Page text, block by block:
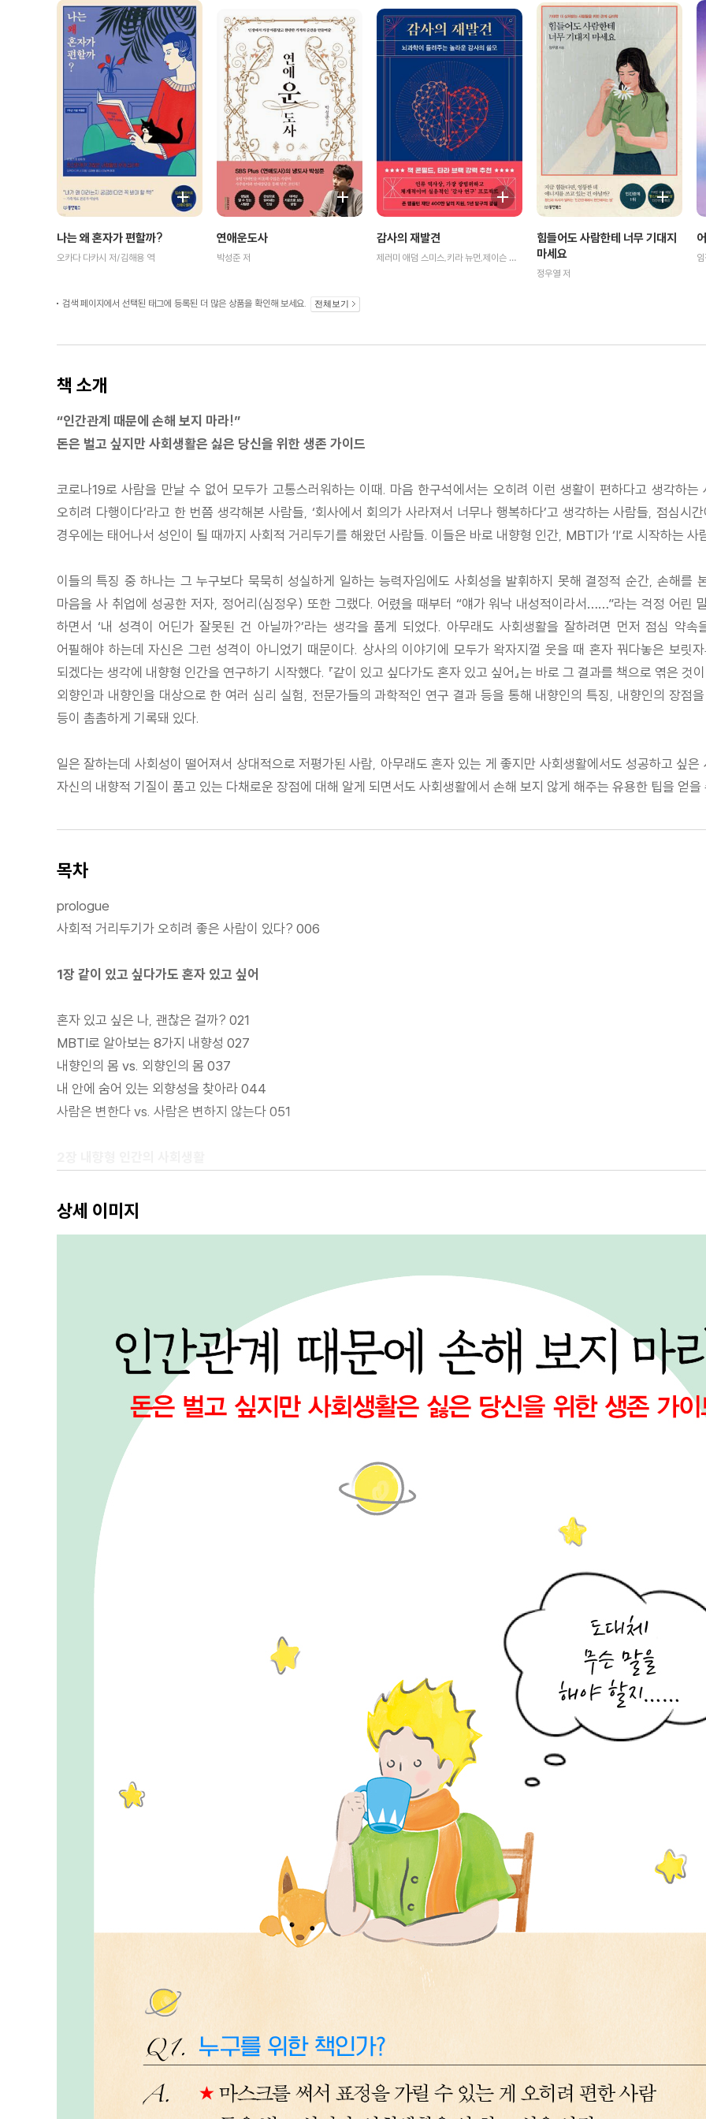
나는 왜 혼자가 편할까?
오카다 다카시 저/김해용 역
연애운도사
박성준 저
감사의 재발견
제러미 애덤 스미스,키라 뉴먼,제이슨 마시,대처 켈트너 저/손현선 역
힘들어도 사람한테 너무 기대지
마세요
정우열 저
검색 페이지에서 선택된 태그에 등록된 더 많은 상품을 확인해 보세요. 전체보기
책 소개
“인간관계 때문에 손해 보지 마라!”
돈은 벌고 싶지만 사회생활은 싫은 당신을 위한 생존 가이드
코로나19로 사람을 만날 수 없어 모두가 고통스러워하는 이때. 마음 한구석에서는 오히려 이런 생활이 편하다고 생각하
오히려 다행이다’라고 한 번쯤 생각해본 사람들, ‘회사에서 회의가 사라져서 너무나 행복하다’고 생각하는 사람들, 점심
경우에는 태어나서 성인이 될 때까지 사회적 거리두기를 해왔던 사람들. 이들은 바로 내향형 인간, MBTI가 ‘I’로 시작하는 사
이들의 특징 중 하나는 그 누구보다 묵묵히 성실하게 일하는 능력자임에도 사회성을 발휘하지 못해 결정적 순간, 손해를
마음을 사 취업에 성공한 저자, 정어리(심정우) 또한 그랬다. 어렸을 때부터 “얘가 워낙 내성적이라서……”라는 걱정 어린
하면서 ‘내 성격이 어딘가 잘못된 건 아닐까?’라는 생각을 품게 되었다. 아무래도 사회생활을 잘하려면 먼저 점심 약
어필해야 하는데 자신은 그런 성격이 아니었기 때문이다. 상사의 이야기에 모두가 왁자지껄 웃을 때 혼자 꿔다놓은 보릿
되겠다는 생각에 내향형 인간을 연구하기 시작했다. 『같이 있고 싶다가도 혼자 있고 싶어』는 바로 그 결과를 책으로 엮은
외향인과 내향인을 대상으로 한 여러 심리 실험, 전문가들의 과학적인 연구 결과 등을 통해 내향인의 특징, 내향인의 장점
등이 촘촘하게 기록돼 있다.
일은 잘하는데 사회성이 떨어져서 상대적으로 저평가된 사람, 아무래도 혼자 있는 게 좋지만 사회생활에서도 성공하고 싶
자신의 내향적 기질이 품고 있는 다채로운 장점에 대해 알게 되면서도 사회생활에서 손해 보지 않게 해주는 유용한 팁을 얻을
목차
prologue
사회적 거리두기가 오히려 좋은 사람이 있다? 006
1장 같이 있고 싶다가도 혼자 있고 싶어
혼자 있고 싶은 나, 괜찮은 걸까? 021
MBTI로 알아보는 8가지 내향성 027
내향인의 몸 vs. 외향인의 몸 037
내 안에 숨어 있는 외향성을 찾아라 044
사람은 변한다 vs. 사람은 변하지 않는다 051
내향인의 스트레스 관리법 061
먼저 연락하는 사람이 돼라 109
내향인의 연애는 뭐가 다를까? 114
3장 내향인의 장점을 활용하라
침착함, 신뢰를 심어주는 도구 125
섬세함, 좋은 사람의 조건 134
생각하는 힘, 지적 사고의 토대 143
독립성, 내가 원하는 게 뭔지 아는 힘 152
4장 성격을 바꾸지 않고도 인생을 바꾸는 방법
내가 원하는 것에 집중하기 위한 거절의 기술 169
내향인에게 마음챙김이 필요한 이유 230
epilogue
상세 이미지